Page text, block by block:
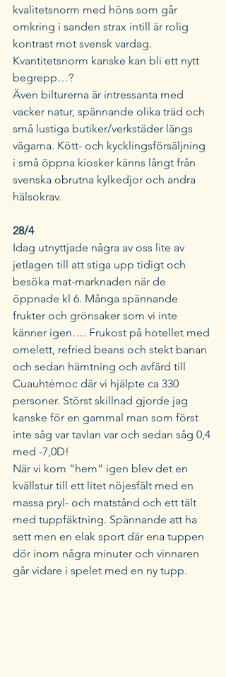
kvalitetsnorm med höns som går
omkring i sanden strax intill är rolig
kontrast mot svensk vardag.
Kvantitetsnorm kanske kan bli ett nytt
begrepp…?
Även bilturerna är intressanta med
vacker natur, spännande olika träd och
små lustiga butiker/verkstäder längs
vägarna. Kött- och kycklingsförsäljning
i små öppna kiosker känns långt från
svenska obrutna kylkedjor och andra
hälsokrav.
28/4
Idag utnyttjade några av oss lite av
jetlagen till att stiga upp tidigt och
besöka mat-marknaden när de
öppnade kl 6. Många spännande
frukter och grönsaker som vi inte
känner igen…. Frukost på hotellet med
omelett, refried beans och stekt banan
och sedan hämtning och avfärd till
Cuauhtémoc där vi hjälpte ca 330
personer. Störst skillnad gjorde jag
kanske för en gammal man som först
inte såg var tavlan var och sedan såg 0,4
med -7,0D!
När vi kom ”hem” igen blev det en
kvällstur till ett litet nöjesfält med en
massa pryl- och matstånd och ett tält
med tuppfäktning. Spännande att ha
sett men en elak sport där ena tuppen
dör inom några minuter och vinnaren
går vidare i spelet med en ny tupp.